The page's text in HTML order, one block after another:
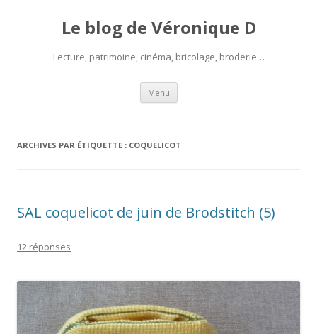
Le blog de Véronique D
Lecture, patrimoine, cinéma, bricolage, broderie…
Menu Aller
contenu
ARCHIVES PAR ÉTIQUETTE : COQUELICOT
SAL coquelicot de juin de Brodstitch (5)
12 réponses